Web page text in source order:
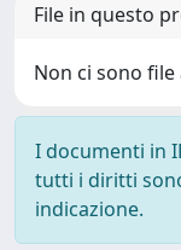
File in questo
Non ci sono
I documenti in
tutti i diritti
indicazione.